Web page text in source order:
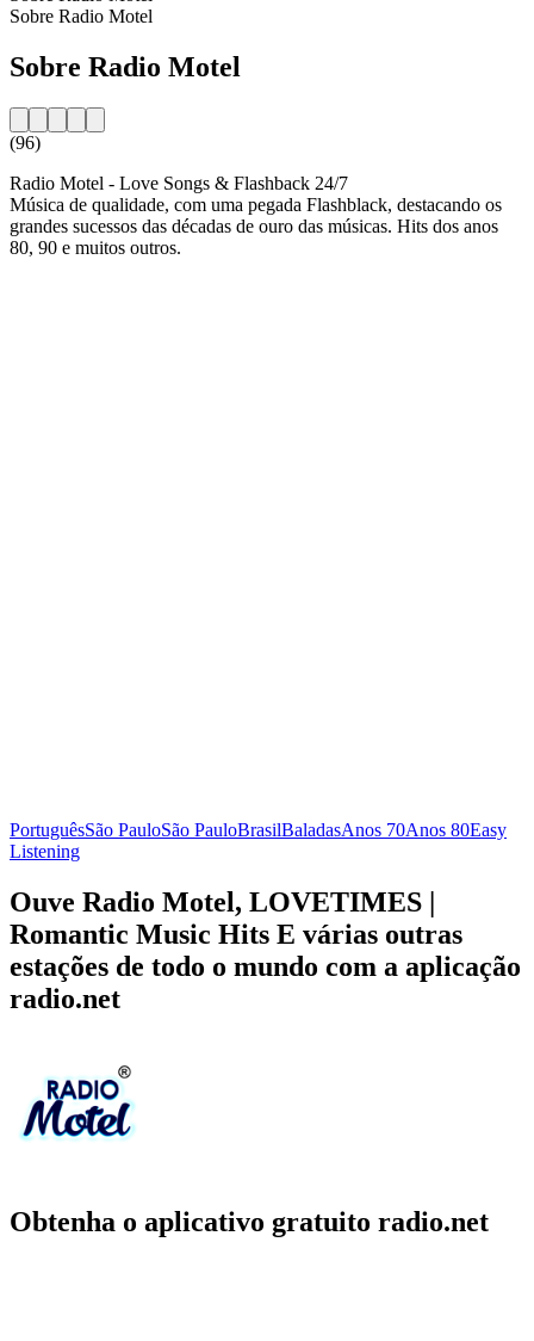
Sobre Radio Motel
Sobre Radio Motel
(96)
Radio Motel - Love Songs & Flashback 24/7
Música de qualidade, com uma pegada Flashblack, destacando os
grandes sucessos das décadas de ouro das músicas. Hits dos anos
80, 90 e muitos outros.
PortuguêsSão PauloSão PauloBrasilBaladasAnos 70Anos 80Easy
Listening
Ouve Radio Motel, LOVETIMES |
Romantic Music Hits E várias outras
estações de todo o mundo com a aplicação
radio.net
Obtenha o aplicativo gratuito radio.net